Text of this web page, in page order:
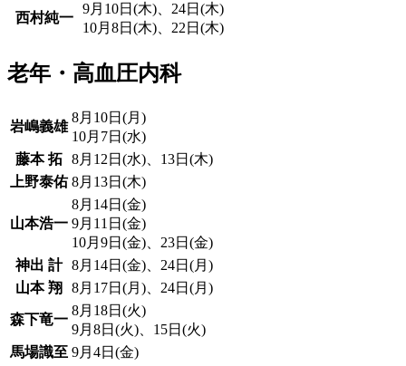
西村純一
9月10日(木)、24日(木)
10月8日(木)、22日(木)
老年・高血圧内科
岩嶋義雄
8月10日(月)
10月7日(水)
藤本 拓 8月12日(水)、13日(木)
上野泰佑 8月13日(木)
山本浩一
8月14日(金)
9月11日(金)
10月9日(金)、23日(金)
神出 計 8月14日(金)、24日(月)
山本 翔
8月17日(月)、24日(月)
森下竜一
8月18日(火)
9月8日(火)、15日(火)
馬場識至 9月4日(金)